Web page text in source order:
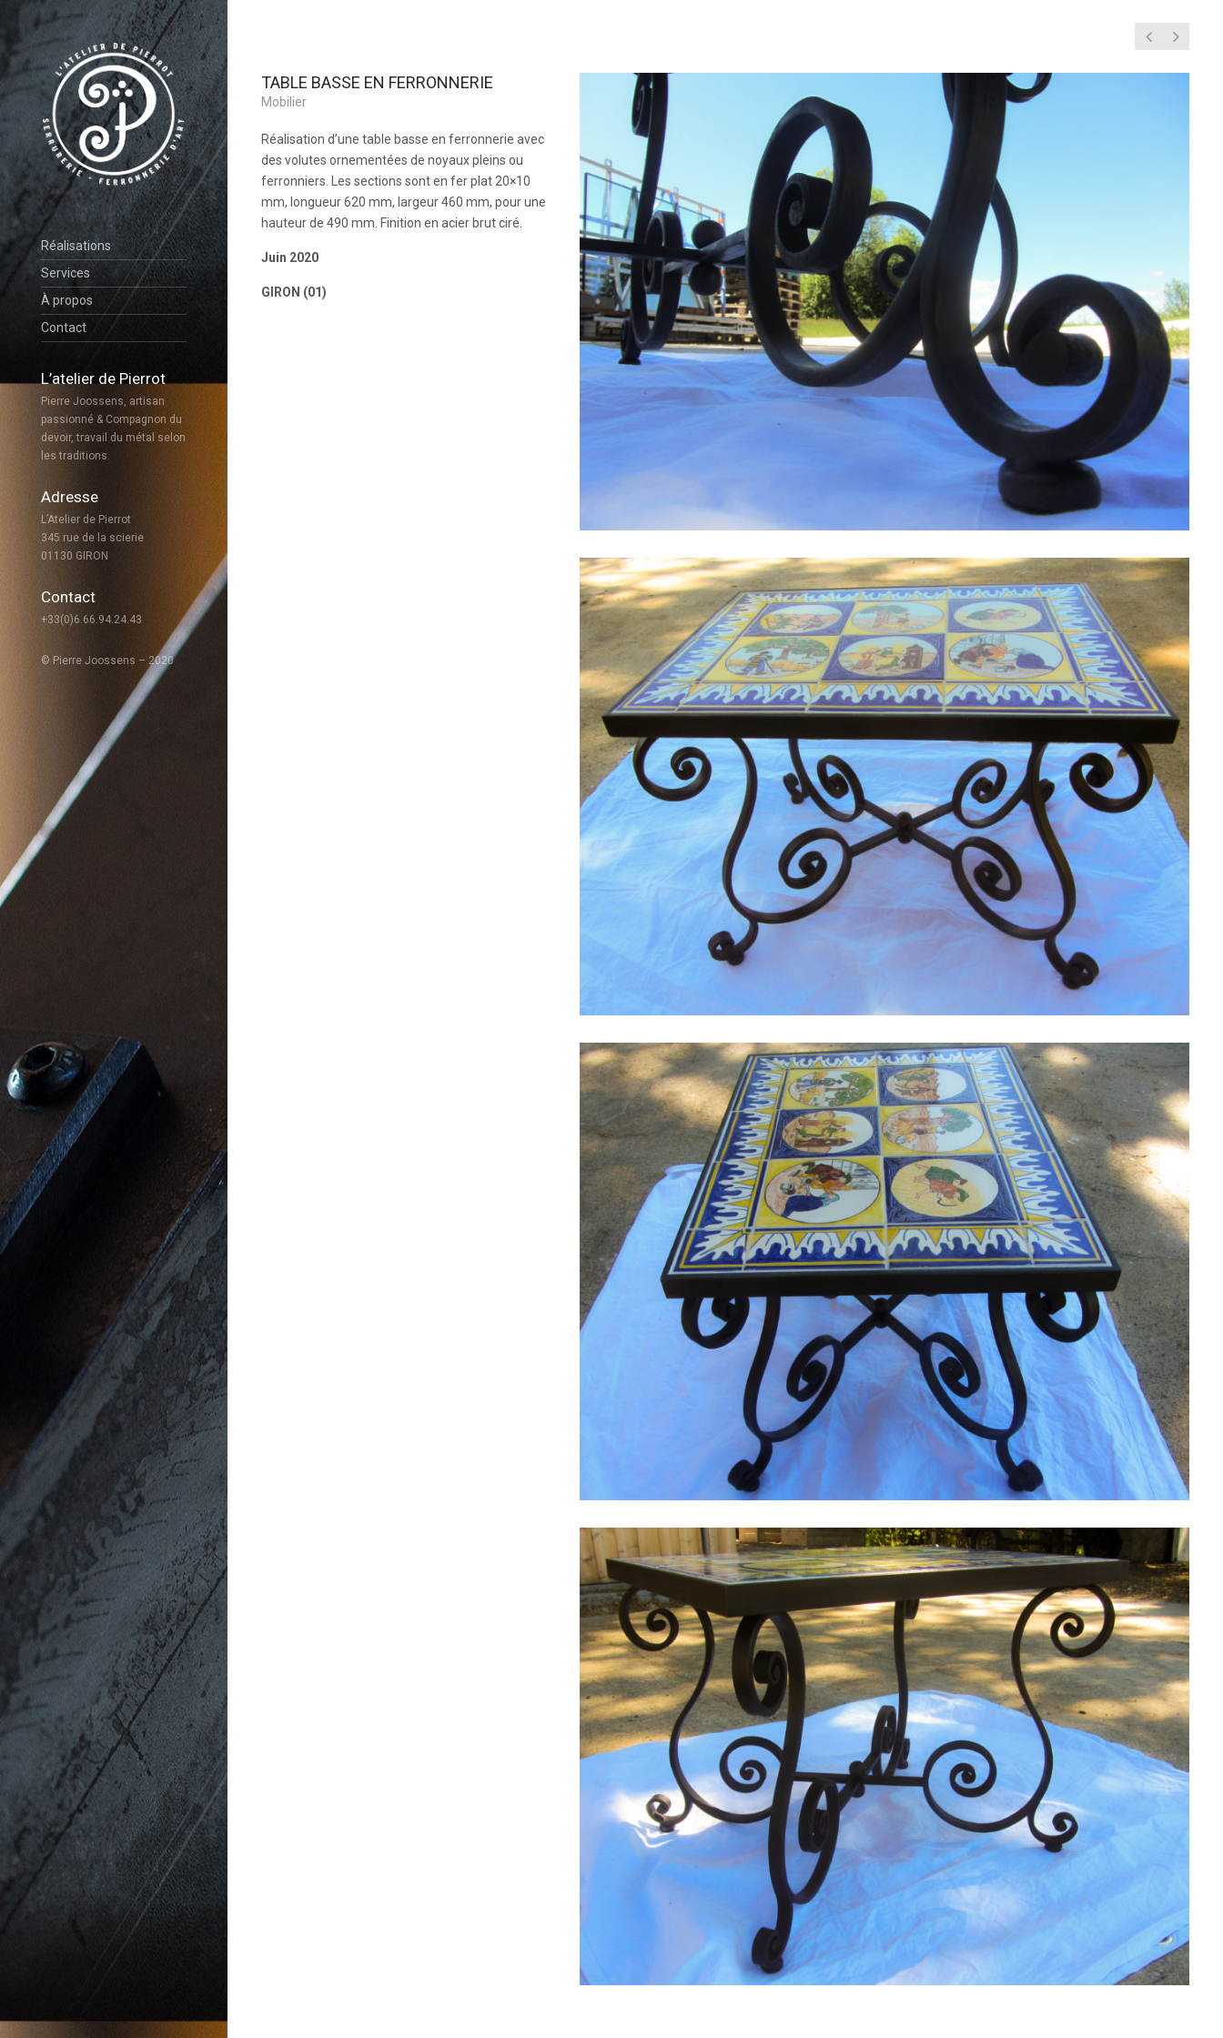
Réalisations
Services
À propos
Contact
L’atelier de Pierrot
Pierre Joossens, artisan
passionné & Compagnon du
devoir, travail du métal selon
les traditions.
Adresse
L’Atelier de Pierrot
345 rue de la scierie
01130 GIRON
Contact
+33(0)6.66.94.24.43
© Pierre Joossens – 2020
TABLE BASSE EN FERRONNERIE
Mobilier
Réalisation d’une table basse en ferronnerie avec
des volutes ornementées de noyaux pleins ou
ferronniers. Les sections sont en fer plat 20×10
mm, longueur 620 mm, largeur 460 mm, pour une
hauteur de 490 mm. Finition en acier brut ciré.
Juin 2020
GIRON (01)